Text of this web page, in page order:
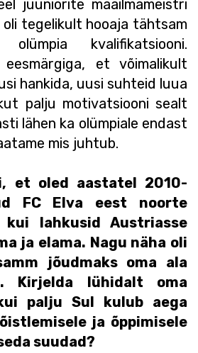
juuniorite maailmameistri
tegelikult hooaja tähtsam
kvalifikatsiooni.
eesmärgiga, et võimalikult
hankida, uusi suhteid luua
palju motivatsiooni sealt
lähen ka olümpiale endast
mis juhtub.
et oled aastatel 2010-
FC Elva eest noorte
kui lahkusid Austriasse
ja elama. Nagu näha oli
jõudmaks oma ala
Kirjelda lühidalt oma
palju Sul kulub aega
ja õppimisele
suudad?